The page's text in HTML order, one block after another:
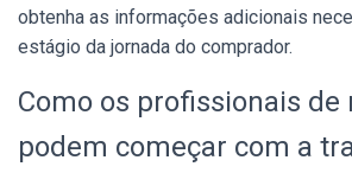
obtenha as informações adicionais
estágio da jornada do comprador.
Como os profissionais
podem começar com a